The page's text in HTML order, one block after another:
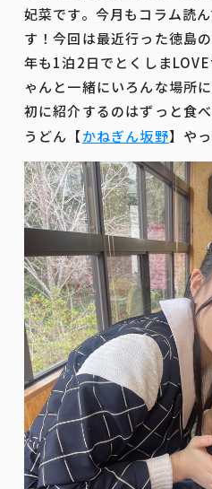
妃菜です。今月もコラム読
す！今回は最近行った徳島
年も1泊2日でとくしま
ゃんと一緒にいろんな場所
初に紹介するのはずっと食
うどん【かねぎん坂野】や